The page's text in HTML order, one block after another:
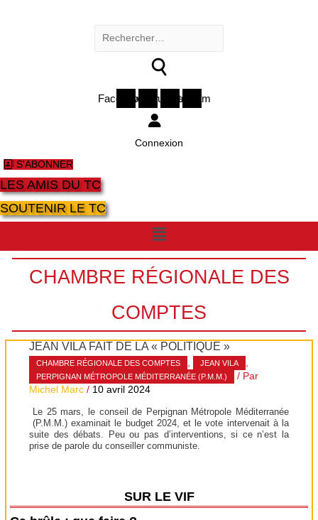
Rechercher :
FacebookTwitterYoutubeInstagram
Connexion
S'ABONNER
LES AMIS DU TC
SOUTENIR LE TC
Menu
CHAMBRE RÉGIONALE DES
COMPTES
JEAN VILA FAIT DE LA « POLITIQUE »
CHAMBRE RÉGIONALE DES COMPTES , JEAN VILA ,
PERPIGNAN MÉTROPOLE MÉDITERRANÉE (P.M.M.)
/ Par
Michel Marc / 10 avril 2024
Le 25 mars, le conseil de Perpignan Métropole Méditerranée
(P.M.M.) examinait le budget 2024, et le vote intervenait à la
suite des débats. Peu ou pas d’interventions, si ce n’est la
prise de parole du conseiller communiste.
SUR LE VIF